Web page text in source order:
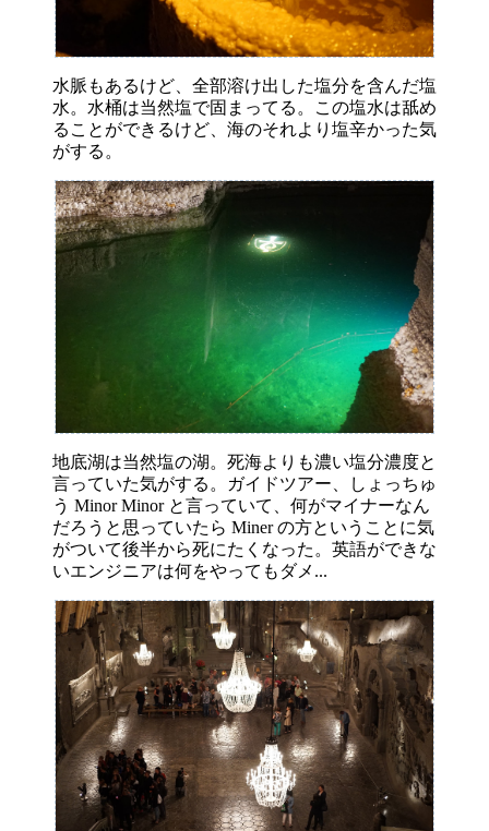
水脈もあるけど、全部溶け出した塩分を含んだ塩
水。水桶は当然塩で固まってる。この塩水は舐め
ることができるけど、海のそれより塩辛かった気
がする。
地底湖は当然塩の湖。死海よりも濃い塩分濃度と
言っていた気がする。ガイドツアー、しょっちゅ
う Minor Minor と言っていて、何がマイナーなん
だろうと思っていたら Miner の方ということに気
がついて後半から死にたくなった。英語ができな
いエンジニアは何をやってもダメ...